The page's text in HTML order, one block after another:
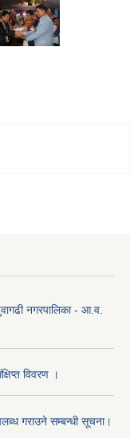
नगरपालिका - आ.व.
विवरण ।
गराउने सम्बन्धी सूचना।